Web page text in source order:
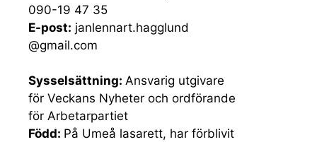
090-19 47 35
E-post: janlennart.hagglund
@gmail.com
Sysselsättning: Ansvarig utgivare
för Veckans Nyheter och ordförande
för Arbetarpartiet
Född: På Umeå lasarett, har förblivit